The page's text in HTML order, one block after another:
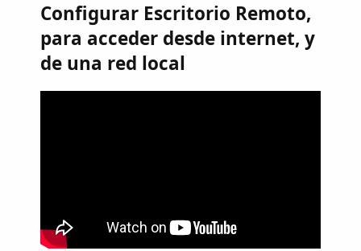
Configurar Escritorio Remoto,
para acceder desde internet, y
de una red local